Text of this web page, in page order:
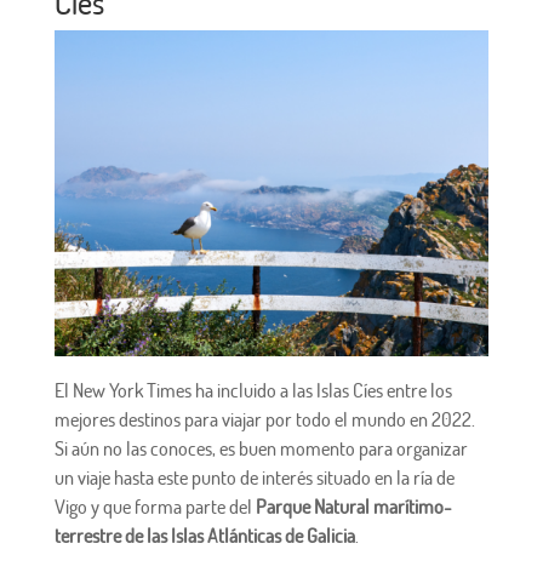
El New York Times ha incluido a las Islas Cíes entre los
mejores destinos para viajar por todo el mundo en 2022.
Si aún no las conoces, es buen momento para organizar
un viaje hasta este punto de interés situado en la ría de
Vigo y que forma parte del Parque Natural marítimo-
terrestre de las Islas Atlánticas de Galicia.